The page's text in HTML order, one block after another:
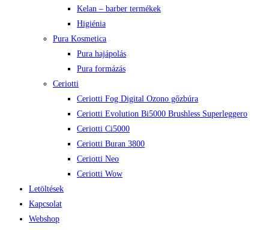
Kelan – barber termékek
Higiénia
Pura Kosmetica
Pura hajápolás
Pura formázás
Ceriotti
Ceriotti Fog Digital Ozono gőzbúra
Ceriotti Evolution Bi5000 Brushless Superleggero
Ceriotti Ci5000
Ceriotti Buran 3800
Ceriotti Neo
Ceriotti Wow
Letöltések
Kapcsolat
Webshop